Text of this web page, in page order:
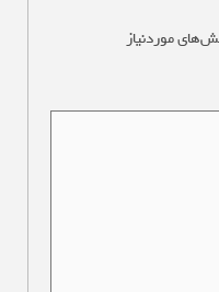
موردنیاز